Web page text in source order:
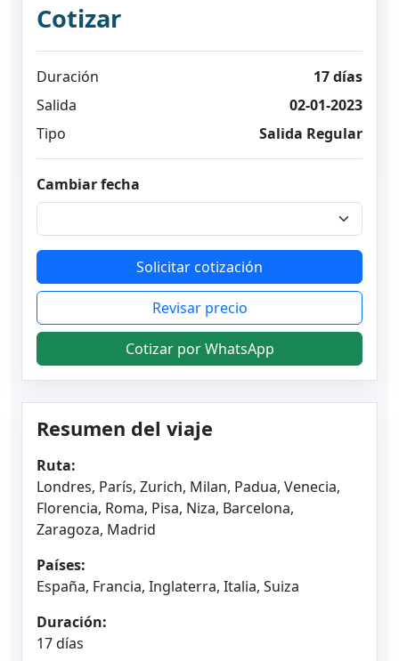
Resumen del viaje
Ruta:
Londres, París, Zurich, Milan, Padua, Venecia,
Florencia, Roma, Pisa, Niza, Barcelona,
Zaragoza, Madrid
Países:
España, Francia, Inglaterra, Italia, Suiza
Duración:
17 días
Cotizar
Duración
17 días
Salida
02-01-2023
Tipo
Salida Regular
Cambiar fecha
Solicitar cotización
Revisar precio
Cotizar por WhatsApp